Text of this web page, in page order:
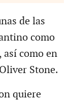
de las
como
como en
Stone.
quiere